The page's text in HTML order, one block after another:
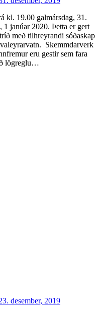
kl. 19.00 galmársdag, 31.
janúar 2020. Þetta er gert
með tilhreyrandi sóðaskap
Skemmdarverk
eru gestir sem fara
lögreglu…
desember, 2019